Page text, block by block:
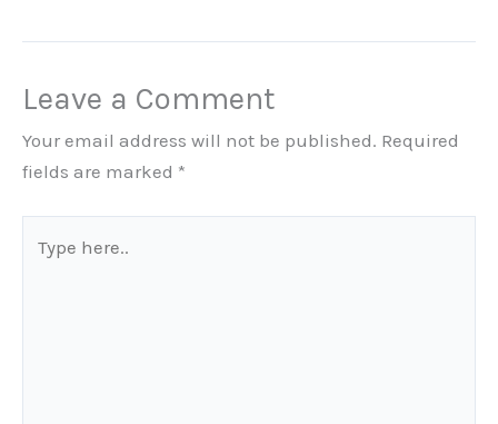
Leave a Comment
Your email address will not be published. Required
fields are marked *
here..